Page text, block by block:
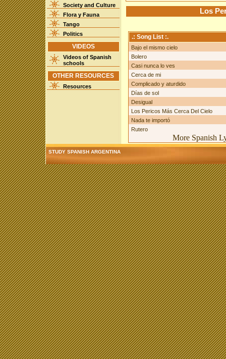
Society and Culture
Flora y Fauna
Tango
Politics
VIDEOS
Videos of Spanish
schools
OTHER RESOURCES
Resources
Los
.: Song List :.
Bajo el mismo cielo
Bolero
Casi nunca lo ves
Cerca de mi
Complicado y aturdido
Días de sol
Desigual
Los Pericos Más Cerca Del Cielo
Nada te importó
Rutero
More Spanish
STUDY SPANISH ARGENTINA